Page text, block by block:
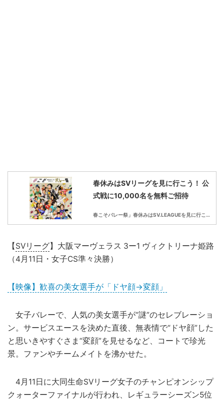
春休みはSVリーグを見に行こう！ 公
式戦に10,000名を無料ご招待
春こそバレー祭」春休みはSV.LEAGUEを見に行こう！
【SVリーグ】大阪マーヴェラス 3ー1 ヴィクトリーナ姫路
（4月11日・女子CS準々決勝）
【映像】歓喜の美女選手が「ドヤ顔→変顔」
女子バレーで、人気の美女選手が“謎”のセレブレーショ
ン。サービスエースを決めた直後、無表情で“ドヤ顔”した
と思いきやすぐさま“変顔”を見せるなど、コートで珍光
景。ファンやチームメイトを沸かせた。
4月11日に大同生命SVリーグ女子のチャンピオンシップ
クォーターファイナルが行われ、レギュラーシーズン5位